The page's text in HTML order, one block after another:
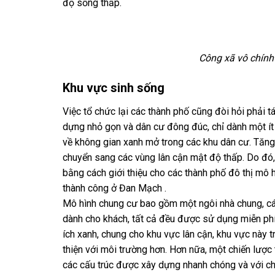
độ sống thấp.
Công xã vô
Khu vực sinh sống
Việc tổ chức lại các thành phố cũng đòi hỏi phải
dựng nhỏ gọn và dân cư đông đúc, chỉ dành một
về không gian xanh mở trong các khu dân cư.
chuyển sang các vùng lân cận mật độ thấp. Do
bằng cách giới thiệu cho các thành phố đô thị
thành công ở Đan Mạch .
Mô hình chung cư bao gồm một ngôi nhà chung,
dành cho khách, tất cả đều được sử dụng miễn
ích xanh, chung cho khu vực lân cận, khu vực
thiện với môi trường hơn. Hơn nữa, một chiến
các cấu trúc được xây dựng nhanh chóng và với